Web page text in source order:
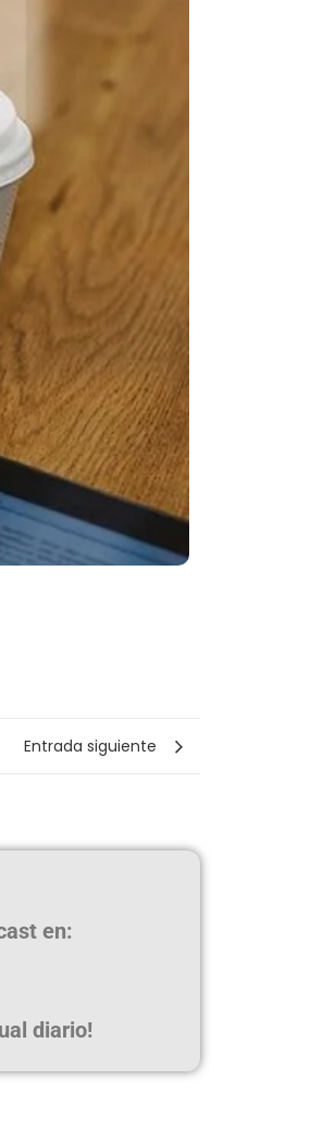
Entrada siguiente
en:
diario!